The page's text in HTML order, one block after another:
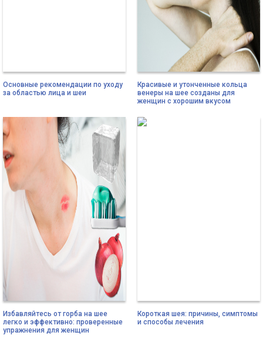
Основные рекомендации по уходу
за областью лица и шеи
Красивые и утонченные кольца
венеры на шее созданы для
женщин с хорошим вкусом
Избавляйтесь от горба на шее
легко и эффективно: проверенные
упражнения для женщин
Короткая шея: причины, симптомы
и способы лечения